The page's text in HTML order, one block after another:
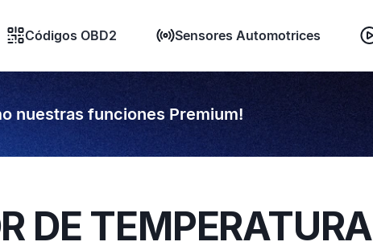
Códigos OBD2 Sensores Automotrices
nuestras funciones Premium!
DE TEMPERATURA